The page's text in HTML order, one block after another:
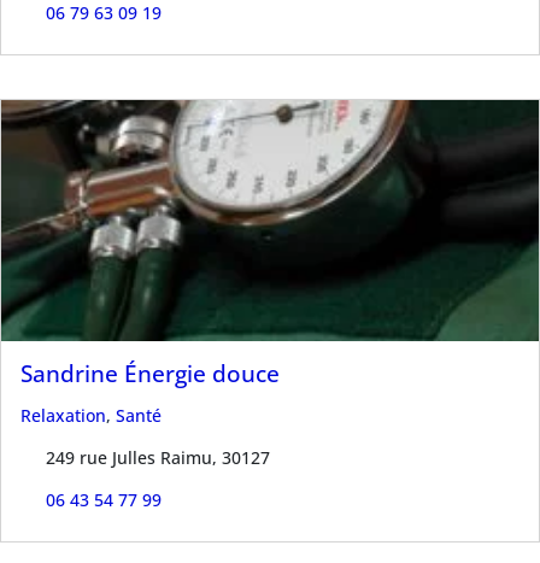
06 79 63 09 19
Sandrine Énergie douce
Relaxation, Santé
249 rue Julles Raimu, 30127
06 43 54 77 99